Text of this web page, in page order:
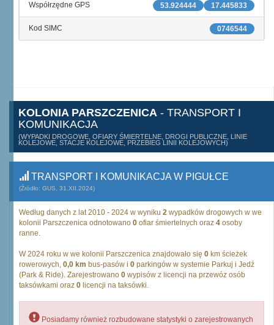
17.445833
53.924444
Współrzędne GPS
0746544
Kod SIMC
KOLONIA PARSZCZENICA - TRANSPORT I
KOMUNIKACJA
(WYPADKI DROGOWE, OFIARY ŚMIERTELNE, DROGI PUBLICZNE, LINIE
KOLEJOWE, STACJE KOLEJOWE, PRZEBIEG LINII KOLEJOWYCH)
TRANSPORT I KOMUNIKACJA W PIGUŁCE
(Źródło: GUS, 31.XII.2024)
Według danych z lat 2010 - 2024 w wyniku 2 wypadków drogowych w we
kolonii Parszczenica odnotowano 0 ofiar śmiertelnych oraz 4 osoby
ranne.
W 2024 roku w we kolonii Parszczenica znajdowało się 0 km ścieżek
rowerowych, 0,0 km bus-pasów i 0 parkingów w systemie Parkuj i Jedź
(Park & Ride). Zarejestrowano 0 wypisów z licencji na przewóz osób
taksówkami oraz 0 licencji na taksówki.
Posiadamy również rozbudowane statystyki o zarejestrowanych